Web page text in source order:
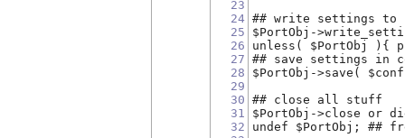
23
24
25
26
27
28
29
30
31
32
## write settings to
$PortObj-
unless( $PortObj ){
## save settings in
$PortObj->save(
## close all stuff
$PortObj->close or
undef $PortObj; ##